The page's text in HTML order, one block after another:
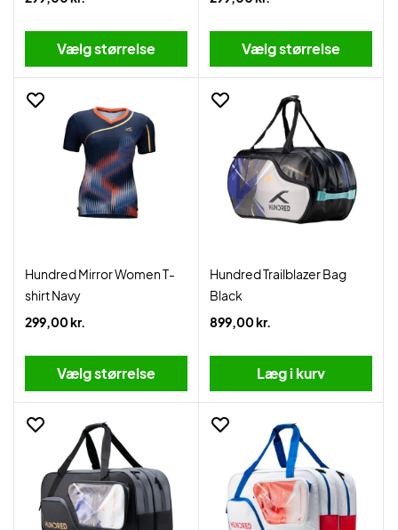
Vælg størrelse Vælg størrelse
Hundred Mirror Women T-
shirt Navy
299,00 kr.
Vælg størrelse
Hundred Trailblazer Bag
Black
899,00 kr.
Læg i kurv